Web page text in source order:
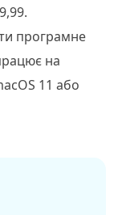
програмне
на
11 або